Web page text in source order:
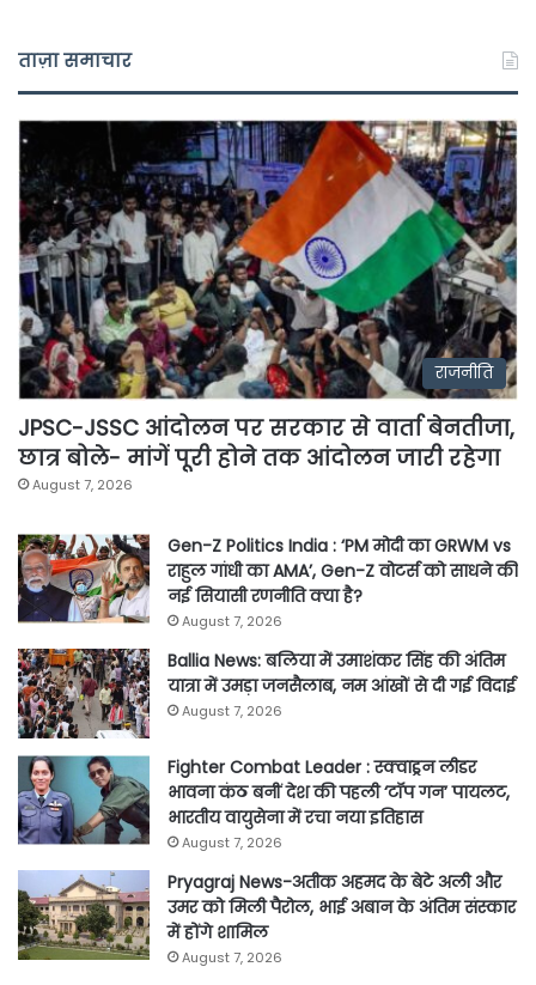
ताज़ा समाचार
राजनीति
JPSC-JSSC आंदोलन पर सरकार से वार्ता बेनतीजा,
छात्र बोले- मांगें पूरी होने तक आंदोलन जारी रहेगा
August 7, 2026
Gen-Z Politics India : ‘PM मोदी का GRWM vs
राहुल गांधी का AMA’, Gen-Z वोटर्स को साधने की
नई सियासी रणनीति क्या है?
August 7, 2026
Ballia News: बलिया में उमाशंकर सिंह की अंतिम
यात्रा में उमड़ा जनसैलाब, नम आंखों से दी गई विदाई
August 7, 2026
Fighter Combat Leader : स्क्वाड्रन लीडर
भावना कंठ बनीं देश की पहली ‘टॉप गन’ पायलट,
भारतीय वायुसेना में रचा नया इतिहास
August 7, 2026
Pryagraj News-अतीक अहमद के बेटे अली और
उमर को मिली पैरोल, भाई अबान के अंतिम संस्कार
में होंगे शामिल
August 7, 2026